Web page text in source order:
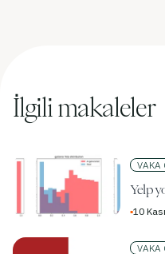
İlgili makaleler
VAKA
Yelp
▪10
VAKA